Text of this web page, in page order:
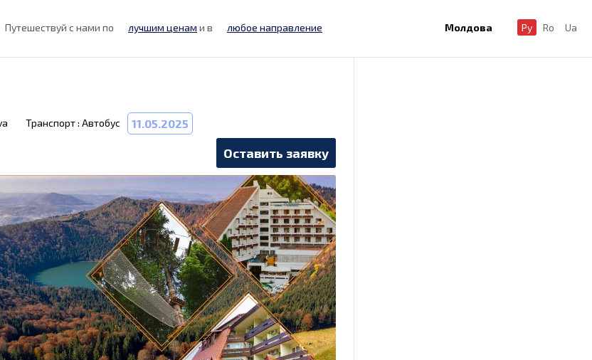
Путешествуй с нами по лучшим ценам и в любое направление Молдова Ру Ro Ua
Транспорт : Автобус 11.05.2025
Оставить заявку